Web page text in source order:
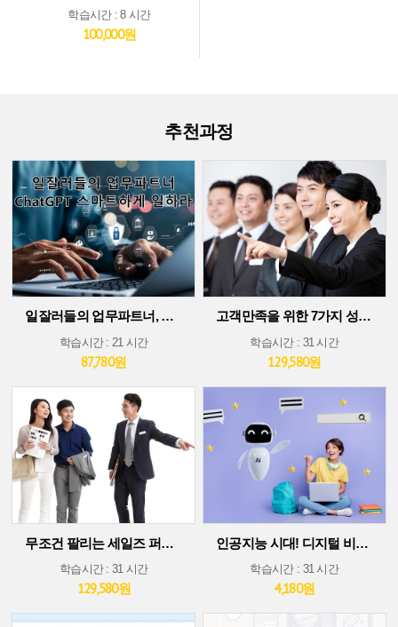
학습시간 : 8 시간
100,000원
추천과정
일잘러들의 업무파트너, ChatGPT 스마트하게 일하라!
학습시간 : 21 시간
87,780원
고객만족을 위한 7가지 성공 가이드
학습시간 : 31 시간
129,580원
무조건 팔리는 세일즈 퍼포먼스 스킬
학습시간 : 31 시간
129,580원
인공지능 시대! 디지털 비즈니스 플랫폼에서 살아남기(30차시 ver)
학습시간 : 31 시간
4,180원